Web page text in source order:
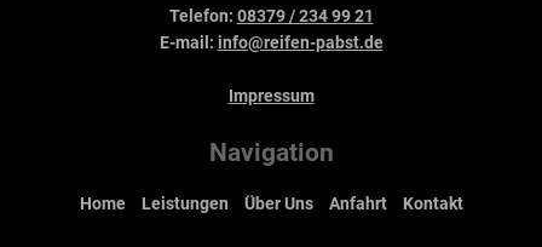
Telefon: 08379 / 234 99 21
E-mail: info@reifen-pabst.de
Impressum
Navigation
Home Leistungen Über Uns Anfahrt Kontakt